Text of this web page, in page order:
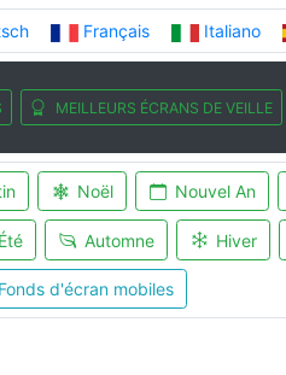
Français Italiano
MEILLEURS ÉCRANS DE VEILLE
Noël Nouvel An
Été Automne Hiver
Fonds d'écran mobiles